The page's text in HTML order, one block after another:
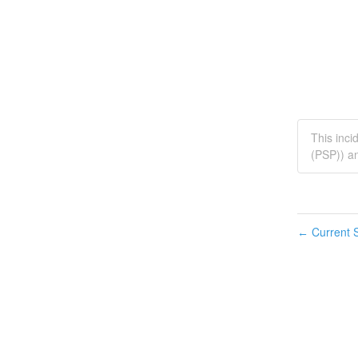
This
(PSP))
← Current